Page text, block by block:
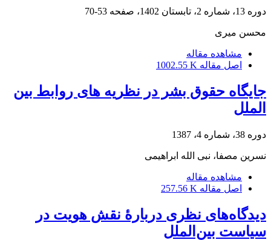
دوره 13، شماره 2، تابستان 1402، صفحه 53-70
محسن میری
مشاهده مقاله
اصل مقاله 1002.55 K
جایگاه حقوق بشر در نظریه های روابط بین
الملل
دوره 38، شماره 4، 1387
نسرین مصفا، نبی الله ابراهیمی
مشاهده مقاله
اصل مقاله 257.56 K
دیدگاه‌های نظری دربارۀ نقش هویت در
سیاست بین‌الملل